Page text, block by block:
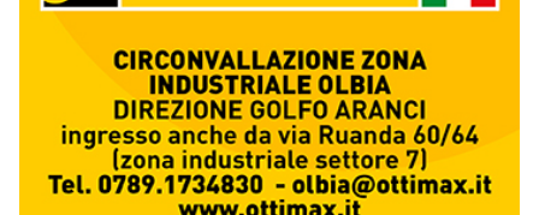
Eventi
Incendio a Sos Aranzos, veranda in cenere a
pochi metri dalla lapide della tragedia del
1993
Cronaca
Via Fiume, i residenti chiamano il quartiere
in piazza: sabato sit-in contro l’ordinanza
Cronaca